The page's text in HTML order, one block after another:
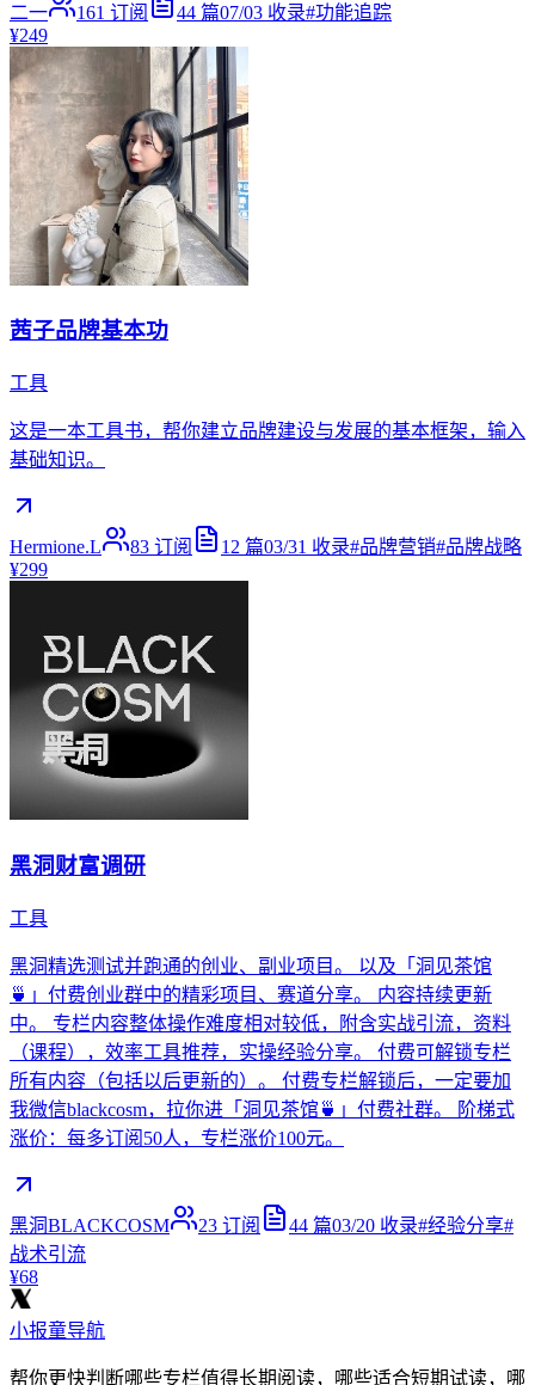
二一 161 订阅 44 篇07/03 收录#功能追踪
¥249
茜子品牌基本功
工具
这是一本工具书，帮你建立品牌建设与发展的基本框架，输入
基础知识。
Hermione.L 83 订阅 12 篇03/31 收录#品牌营销#品牌战略
¥299
黑洞财富调研
工具
黑洞精选测试并跑通的创业、副业项目。 以及「洞见茶馆
🍵」付费创业群中的精彩项目、赛道分享。 内容持续更新
中。 专栏内容整体操作难度相对较低，附含实战引流，资料
（课程），效率工具推荐，实操经验分享。 付费可解锁专栏
所有内容（包括以后更新的）。 付费专栏解锁后，一定要加
我微信blackcosm，拉你进「洞见茶馆🍵」付费社群。 阶梯式
涨价：每多订阅50人，专栏涨价100元。
黑洞BLACKCOSM 23 订阅 44 篇03/20 收录#经验分享#
战术引流
¥68
小报童导航
帮你更快判断哪些专栏值得长期阅读，哪些适合短期试读，哪